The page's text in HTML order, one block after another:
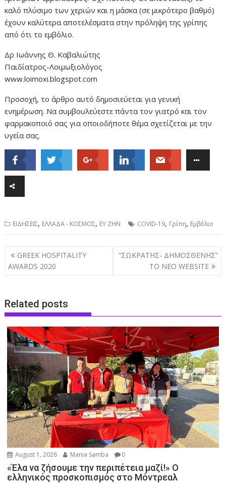
καλό πλύσιμο των χεριών και η μάσκα (σε μικρότερο βαθμό)
έχουν καλύτερα αποτελέσματα στην πρόληψη της γρίπης
από ότι το εμβόλιο.
Δρ Ιωάννης Θ. Καβαλιώτης
Παιδίατρος-Λοιμωξιολόγος
www.loimoxi.blogspot.com
Προσοχή, το άρθρο αυτό δημοσιεύεται για γενική
ενημέρωση. Να συμβουλεύεστε πάντα τον γιατρό και τον
φαρμακοποιό σας για οποιοδήποτε θέμα σχετίζεται με την
υγεία σας.
ΕΙΔΗΣΕΙΣ, ΕΛΛΑΔΑ - ΚΟΣΜΟΣ, ΕΥ ΖΗΝ COVID-19, Γρίπη, Εμβόλιο
Post
navigation
GREEK HOSPITALITY
AWARDS 2020
“ΣΩΚΡΑΤΗΣ- ΔΗΜΟΣΘΕΝΗΣ”
ΤΟ ΝΕΟ WEBSITE
Related posts
August 1, 2026 Mania Samba 0
«Έλα να ζήσουμε την περιπέτεια μαζί!» Ο
ελληνικός προσκοπισμός στο Μόντρεαλ